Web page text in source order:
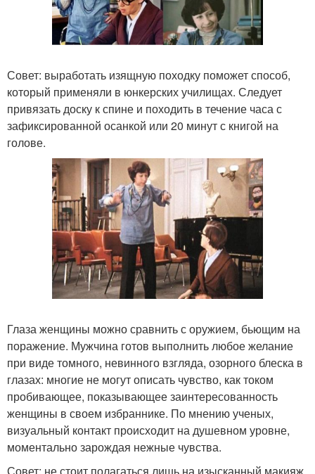
Совет: выработать изящную походку поможет способ,
который применяли в юнкерских училищах. Следует
привязать доску к спине и походить в течение часа с
зафиксированной осанкой или 20 минут с книгой на
голове.
Глаза женщины можно сравнить с оружием, бьющим на
поражение. Мужчина готов выполнить любое желание
при виде томного, невинного взгляда, озорного блеска в
глазах: многие не могут описать чувство, как током
пробивающее, показывающее заинтересованность
женщины в своем избраннике. По мнению ученых,
визуальный контакт происходит на душевном уровне,
моментально зарождая нежные чувства.